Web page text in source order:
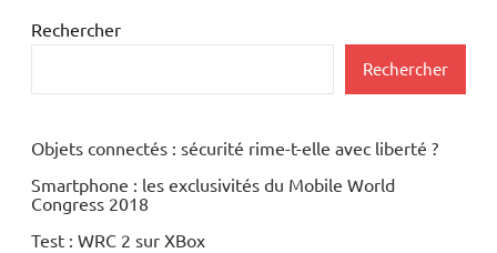
Rechercher
Rechercher
Objets connectés : sécurité rime-t-elle avec liberté ?
Smartphone : les exclusivités du Mobile World
Congress 2018
Test : WRC 2 sur XBox